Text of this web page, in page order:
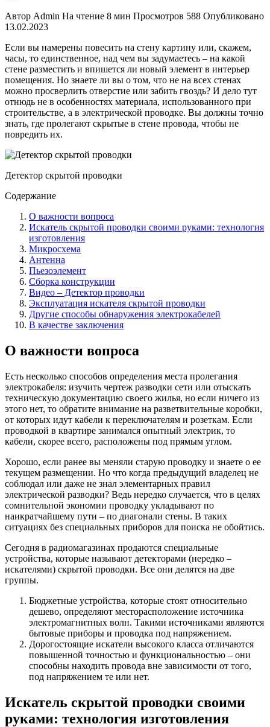
Автор Admin На чтение 8 мин Просмотров 588 Опубликовано
13.02.2023
Если вы намерены повесить на стену картину или, скажем,
часы, то единственное, над чем вы задумаетесь – на какой
стене разместить и впишется ли новый элемент в интерьер
помещения. Но знаете ли вы о том, что не на всех стенах
можно просверлить отверстие или забить гвоздь? И дело тут
отнюдь не в особенностях материала, использованного при
строительстве, а в электрической проводке. Вы должны точно
знать, где пролегают скрытые в стене провода, чтобы не
повредить их.
Детектор скрытой проводки
Содержание
О важности вопроса
Искатель скрытой проводки своими руками: технология
изготовления
Микросхема
Антенна
Пьезоэлемент
Сборка конструкции
Видео – Детектор проводки
Эксплуатация искателя скрытой проводки
Другие способы обнаружения электрокабелей
В качестве заключения
О важности вопроса
Есть несколько способов определения места пролегания
электрокабеля: изучить чертеж разводки сети или отыскать
техническую документацию своего жилья, но если ничего из
этого нет, то обратите внимание на разветвительные коробки,
от которых идут кабели к переключателям и розеткам. Если
проводкой в квартире занимался опытный электрик, то
кабели, скорее всего, расположены под прямым углом.
Хорошо, если ранее вы меняли старую проводку и знаете о ее
текущем размещении. Но что когда предыдущий владелец не
соблюдал или даже не знал элементарных правил
электрической разводки? Ведь нередко случается, что в целях
сомнительной экономии проводку укладывают по
наикратчайшему пути – по диагонали стены. В таких
ситуациях без специальных приборов для поиска не обойтись.
Сегодня в радиомагазинах продаются специальные
устройства, которые называют детекторами (нередко –
искателями) скрытой проводки. Все они делятся на две
группы.
Бюджетные устройства, которые стоят относительно
дешево, определяют месторасположение источника
электромагнитных волн. Такими источниками являются
бытовые приборы и проводка под напряжением.
Дорогостоящие искатели высокого класса отличаются
повышенной точностью и функциональностью – они
способны находить провода вне зависимости от того,
под напряжением те или нет.
Искатель скрытой проводки своими
руками: технология изготовления